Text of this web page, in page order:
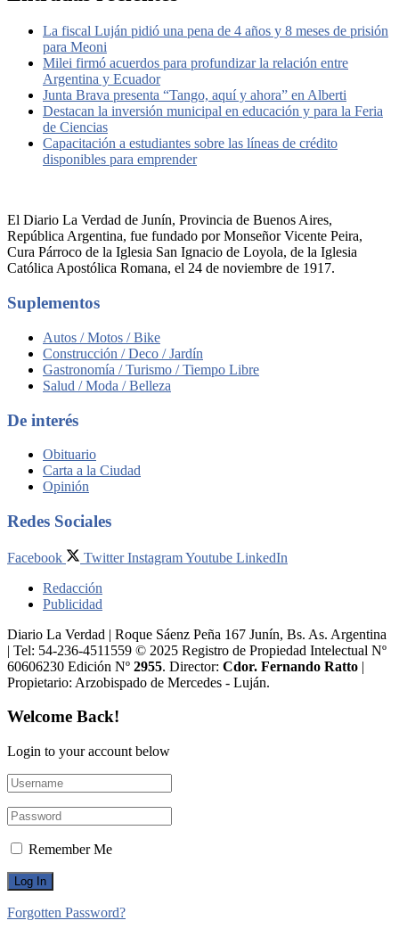
La fiscal Luján pidió una pena de 4 años y 8 meses de prisión
para Meoni
Milei firmó acuerdos para profundizar la relación entre
Argentina y Ecuador
Junta Brava presenta “Tango, aquí y ahora” en Alberti
Destacan la inversión municipal en educación y para la Feria
de Ciencias
Capacitación a estudiantes sobre las líneas de crédito
disponibles para emprender
El Diario La Verdad de Junín, Provincia de Buenos Aires,
República Argentina, fue fundado por Monseñor Vicente Peira,
Cura Párroco de la Iglesia San Ignacio de Loyola, de la Iglesia
Católica Apostólica Romana, el 24 de noviembre de 1917.
Suplementos
Autos / Motos / Bike
Construcción / Deco / Jardín
Gastronomía / Turismo / Tiempo Libre
Salud / Moda / Belleza
De interés
Obituario
Carta a la Ciudad
Opinión
Redes Sociales
Facebook Twitter InstagramYoutube LinkedIn
Redacción
Publicidad
Diario La Verdad | Roque Sáenz Peña 167 Junín, Bs. As. Argentina
| Tel: 54-236-4511559 © 2025 Registro de Propiedad Intelectual Nº
60606230 Edición Nº 2955. Director:​ Cdor. Fernando Ratto |
Propietario:​ Arzobispado de Mercedes - Luján.
Welcome Back!
Login to your account below
Remember Me
Forgotten Password?